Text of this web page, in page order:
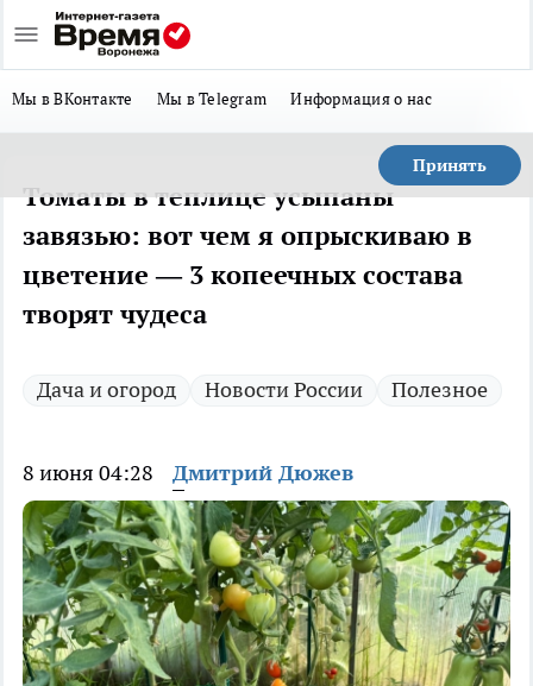
Мы в ВКонтакте Мы в Telegram Информация о нас
Принять
Томаты в теплице усыпаны
завязью: вот чем я опрыскиваю в
цветение — 3 копеечных состава
творят чудеса
Дача и огород Новости России Полезное
8 июня 04:28 Дмитрий Дюжев